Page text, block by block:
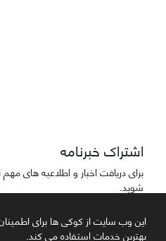
این وب سایت از کوکی ها برای اطمینان
بهترین خدمات استفاده می کند.
اشتراک خبرنامه
برای دریافت اخبار و اطلاعیه های
شوید.